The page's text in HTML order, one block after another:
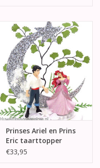
Prinses Ariel en Prins
Eric taarttopper
€33,95